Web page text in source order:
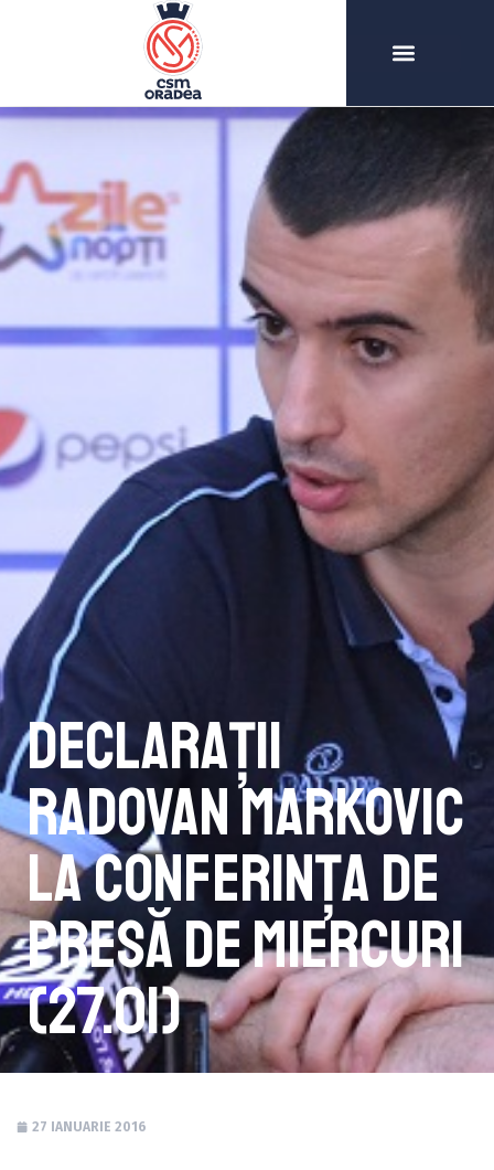
Declarații
Radovan Markovic
la conferința de
presă de miercuri
(27.01)
27 IANUARIE 2016